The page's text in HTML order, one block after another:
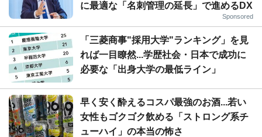
に最適な「名刺管理の延長」で進めるDX
Sponsored
「三菱商事"採用大学"ランキング」を見
れば一目瞭然...学歴社会・日本で成功に
必要な「出身大学の最低ライン」
早く安く酔えるコスパ最強のお酒...若い
女性もゴクゴク飲める「ストロング系チ
ューハイ」の本当の怖さ